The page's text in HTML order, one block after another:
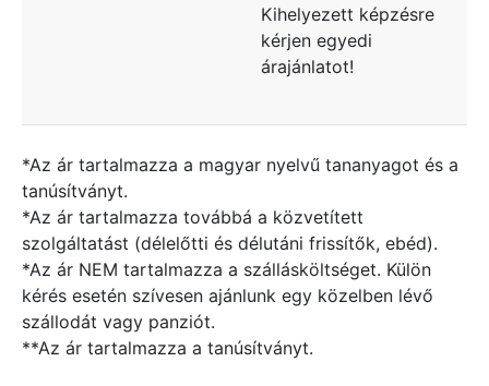
Kihelyezett képzésre
kérjen egyedi
árajánlatot!
*Az ár tartalmazza a magyar nyelvű tananyagot és a
tanúsítványt.
*Az ár tartalmazza továbbá a közvetített
szolgáltatást (délelőtti és délutáni frissítők, ebéd).
*Az ár NEM tartalmazza a szállásköltséget. Külön
kérés esetén szívesen ajánlunk egy közelben lévő
szállodát vagy panziót.
**Az ár tartalmazza a tanúsítványt.